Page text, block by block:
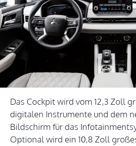
Das Cockpit wird vom 12,3 Zoll
digitalen Instrumente und dem
Bildschirm für das
Optional wird ein 10,8 Zoll